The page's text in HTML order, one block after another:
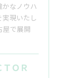
なノウハ
現いたし
屋で展開
ＯＲ